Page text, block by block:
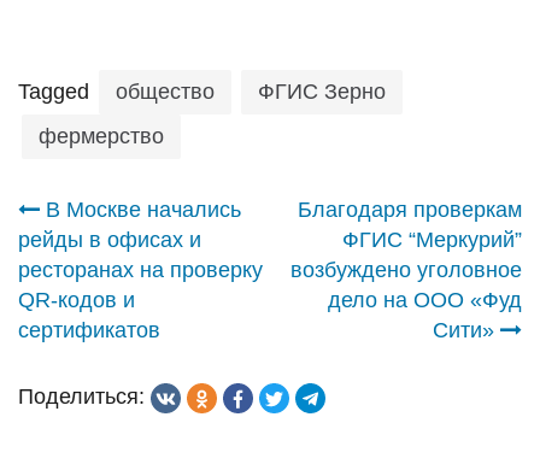
Tagged общество
ФГИС Зерно
фермерство
Навигация
по
записям
В Москве начались
рейды в офисах и
ресторанах на проверку
QR-кодов и
сертификатов
Благодаря проверкам
ФГИС “Меркурий”
возбуждено уголовное
дело на ООО «Фуд
Сити»
Поделиться: